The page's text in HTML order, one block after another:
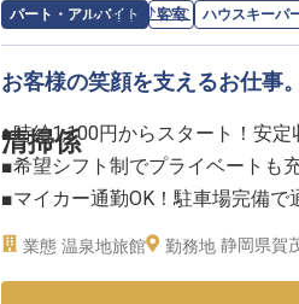
ーー【働きやすさを大切に、あな
当旅館では、スタッフ一人ひとり
す。
また、マイカー通勤が可能で駐車
様への「おもてなしの心」を大切
※2026年03月12日時点の情報です
パート・アルバイト 客室 ハウスキーパ
清掃係
求人情報：片瀬館ひいな のハウスキ
お客様の笑顔を支えるお仕事
■時給1,100円からスタート！安定
■希望シフト制でプライベートも
■マイカー通勤OK！駐車場完備で
■経験不問！未経験からおもてな
業態 温泉地旅館 勤務地 静岡県賀